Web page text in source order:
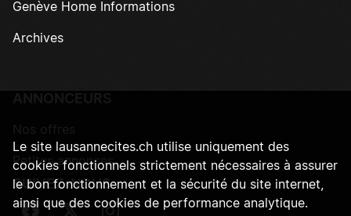
Genève Home Informations
Archives
Petites annonces
SUIVEZ-NOUS
Suivez-nous sur Facebook
Suivez-nous sur Twitter
Suivez-nous sur Instagram
Le site lausannecites.ch utilise uniquement des
cookies fonctionnels strictement nécessaires à assurer
le bon fonctionnement et la sécurité du site internet,
ainsi que des cookies de performance analytique.